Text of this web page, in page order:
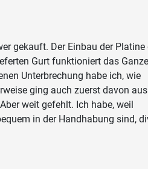
gekauft. Der Einbau der Platine
Gurt funktioniert das Ganze
Unterbrechung habe ich, wie
ging auch zuerst davon
weit gefehlt. Ich habe, weil
in der Handhabung sind,